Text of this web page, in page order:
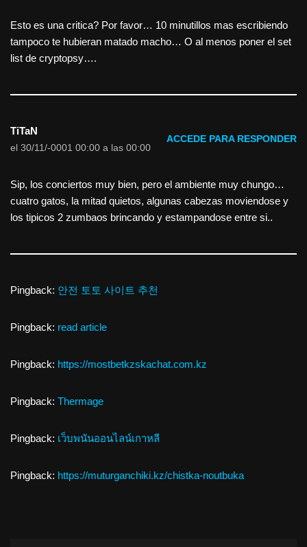
Esto es una critica? Por favor… 10 minutillos mas escribiendo
tampoco te hubieran matado macho… O al menos poner el set
list de cryptopsy….
TiTaN
el 30/11/-0001 00:00 a las 00:00
ACCEDE PARA RESPONDER
Sip, los conciertos muy bien, pero el ambiente muy chungo…
cuatro gatos, la mitad quietos, algunas cabezas moviendose y
los tipicos 2 zumbaos brincando y estampandose entre si..
Pingback: 안전 토토 사이트 추천
Pingback: read article
Pingback: https://mostbetkzskachat.com.kz
Pingback: Thermage
Pingback: เว็บพนันออนไลน์เกาหลี
Pingback: https://muturganchiki.kz/chistka-noutbuka